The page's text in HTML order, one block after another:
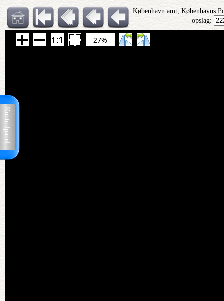
Kontrolpanel
København amt, Københavns
- opslag:
27%